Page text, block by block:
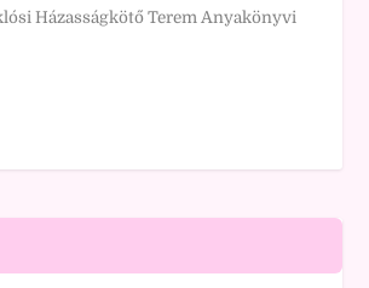
Házasságkötő Terem Anyakönyvi